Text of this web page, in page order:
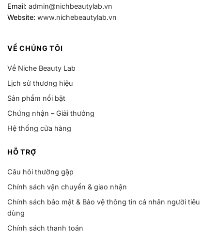
Email: admin@nichbeautylab.vn
Website: www.nichebeautylab.vn
VỀ CHÚNG TÔI
Về Niche Beauty Lab
Lịch sử thương hiệu
Sản phẩm nổi bật
Chứng nhận – Giải thưởng
Hệ thống cửa hàng
HỖ TRỢ
Câu hỏi thường gặp
Chính sách vận chuyển & giao nhận
Chính sách bảo mật & Bảo vệ thông tin cá nhân người tiêu
dùng
Chính sách thanh toán